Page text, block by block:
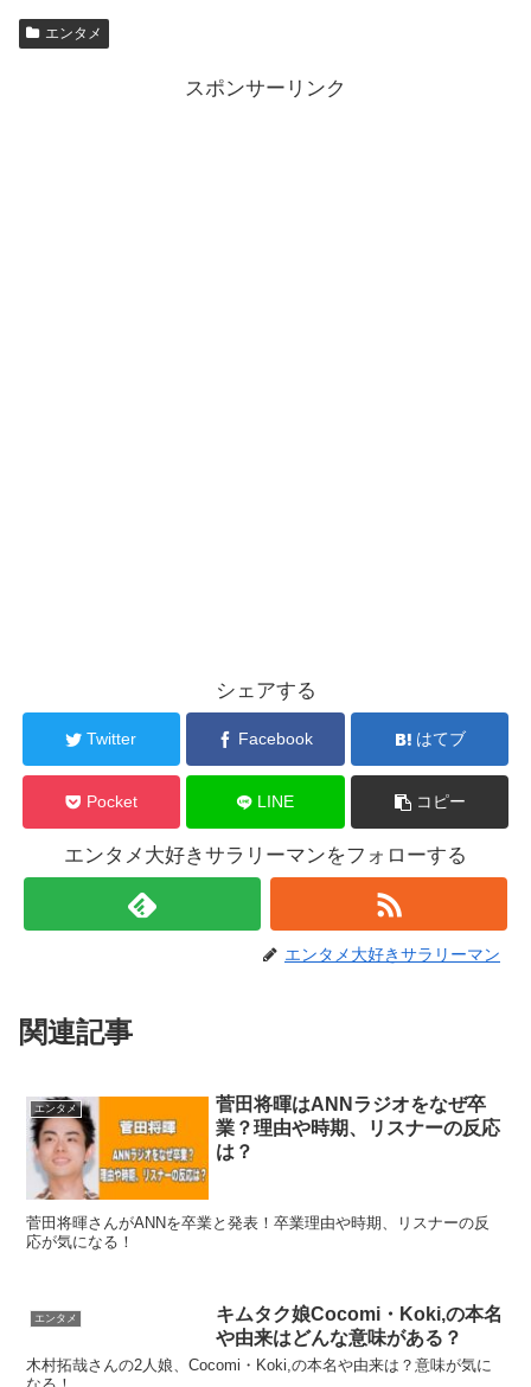
エンタメ
スポンサーリンク
シェアする
Twitter Facebook はてブ
Pocket LINE コピー
エンタメ大好きサラリーマンをフォローする
エンタメ大好きサラリーマン
関連記事
エンタメ
菅田将暉はANNラジオをなぜ卒
業？理由や時期、リスナーの反応
は？
菅田将暉さんがANNを卒業と発表！卒業理由や時期、リスナーの反
応が気になる！
エンタメ
キムタク娘Cocomi・Koki,の本名
や由来はどんな意味がある？
木村拓哉さんの2人娘、Cocomi・Koki,の本名や由来は？意味が気に